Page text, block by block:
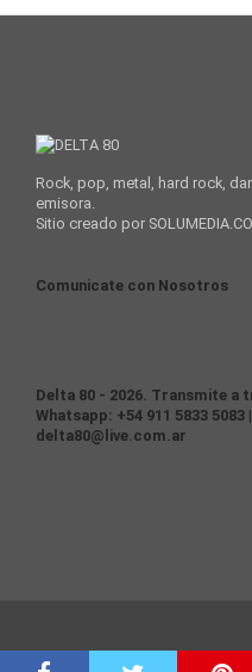
Rock, pop, metal, hard rock,
emisora.
Sitio creado por
Comunicate con Nosotros
Delta 80 - 2026. Transmite a
Whatsapp: +54 911 5833
delta80@live.com.ar